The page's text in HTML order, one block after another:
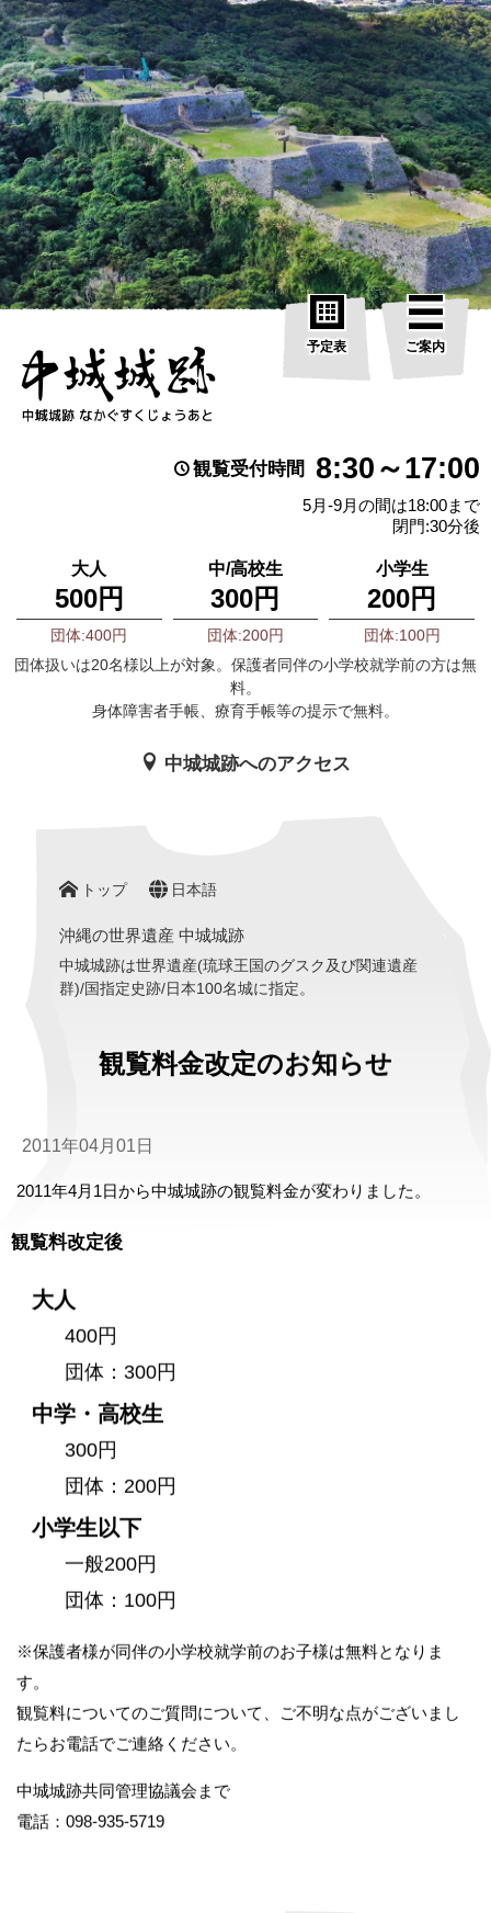
予定表 ご案内
観覧受付時間 8:30～17:00
5月-9月の間は18:00まで
閉門:30分後
大人
500円
団体:400円
中/高校生
300円
団体:200円
小学生
200円
団体:100円
団体扱いは20名様以上が対象。保護者同伴の小学校就学前の方は無
料。
身体障害者手帳、療育手帳等の提示で無料。
中城城跡へのアクセス
トップ 日本語
沖縄の世界遺産 中城城跡
中城城跡は世界遺産(琉球王国のグスク及び関連遺産
群)/国指定史跡/日本100名城に指定。
観覧料金改定のお知らせ
2011年04月01日
2011年4月1日から中城城跡の観覧料金が変わりました。
観覧料改定後
大人
400円
団体：300円
中学・高校生
300円
団体：200円
小学生以下
一般200円
団体：100円
※保護者様が同伴の小学校就学前のお子様は無料となりま
す。
観覧料についてのご質問について、ご不明な点がございまし
たらお電話でご連絡ください。
中城城跡共同管理協議会まで
電話：098-935-5719